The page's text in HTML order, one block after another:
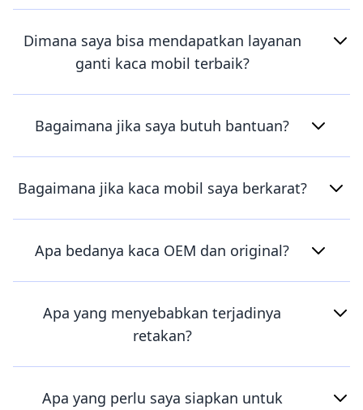
Dimana saya bisa mendapatkan layanan
ganti kaca mobil terbaik?
Bagaimana jika saya butuh bantuan?
Bagaimana jika kaca mobil saya berkarat?
Apa bedanya kaca OEM dan original?
Apa yang menyebabkan terjadinya
retakan?
Apa yang perlu saya siapkan untuk